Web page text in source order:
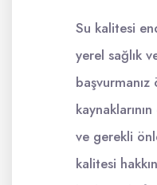
Su kalitesi
yerel sağlık
ve gerekli
kalitesi